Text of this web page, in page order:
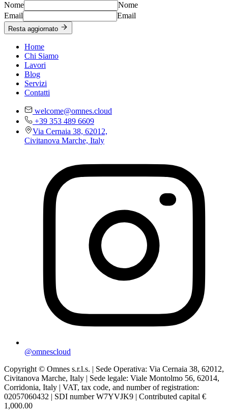
Nome
Nome
Email
Email
Resta aggiornato
Home
Chi Siamo
Lavori
Blog
Servizi
Contatti
welcome@omnes.cloud
+39 353 489 6609
Via Cernaia 38, 62012,
Civitanova Marche, Italy
@omnescloud
Copyright © Omnes s.r.l.s. | Sede Operativa: Via Cernaia 38, 62012,
Civitanova Marche, Italy | Sede legale: Viale Montolmo 56, 62014,
Corridonia, Italy | VAT, tax code, and number of registration:
02057060432 | SDI number W7YVJK9 | Contributed capital €
1,000.00